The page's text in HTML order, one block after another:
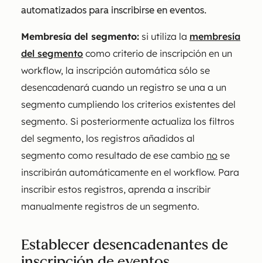
automatizados para inscribirse en eventos.
Membresía del segmento: si utiliza la membresía
del segmento como criterio de inscripción en un
workflow, la inscripción automática sólo se
desencadenará cuando un registro se una a un
segmento cumpliendo los criterios existentes del
segmento. Si posteriormente actualiza los filtros
del segmento, los registros añadidos al
segmento como resultado de ese cambio no se
inscribirán automáticamente en el workflow. Para
inscribir estos registros, aprenda a inscribir
manualmente registros de un segmento.
Establecer desencadenantes de